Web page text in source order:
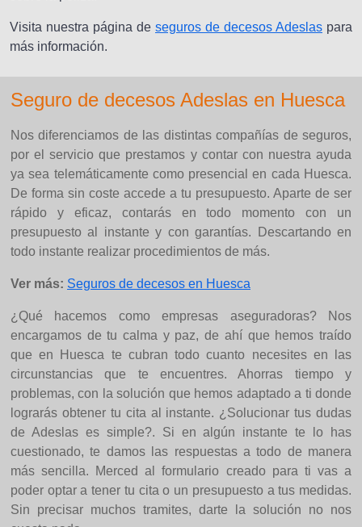
Visita nuestra página de seguros de decesos Adeslas para
más información.
Seguro de decesos Adeslas en Huesca
Nos diferenciamos de las distintas compañías de seguros,
por el servicio que prestamos y contar con nuestra ayuda
ya sea telemáticamente como presencial en cada Huesca.
De forma sin coste accede a tu presupuesto. Aparte de ser
rápido y eficaz, contarás en todo momento con un
presupuesto al instante y con garantías. Descartando en
todo instante realizar procedimientos de más.
Ver más: Seguros de decesos en Huesca
¿Qué hacemos como empresas aseguradoras? Nos
encargamos de tu calma y paz, de ahí que hemos traído
que en Huesca te cubran todo cuanto necesites en las
circunstancias que te encuentres. Ahorras tiempo y
problemas, con la solución que hemos adaptado a ti donde
lograrás obtener tu cita al instante. ¿Solucionar tus dudas
de Adeslas es simple?. Si en algún instante te lo has
cuestionado, te damos las respuestas a todo de manera
más sencilla. Merced al formulario creado para ti vas a
poder optar a tener tu cita o un presupuesto a tus medidas.
Sin precisar muchos tramites, darte la solución no nos